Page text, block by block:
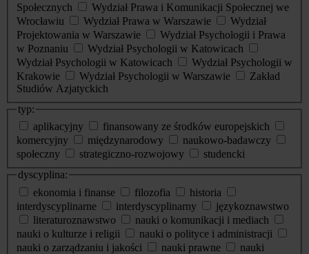
Społecznych
Wydział Prawa i Komunikacji Społecznej we
Wrocławiu
Wydział Prawa w Warszawie
Wydział
Projektowania w Warszawie
Wydział Psychologii i Prawa
w Poznaniu
Wydział Psychologii w Katowicach
Wydział Psychologii w Katowicach
Wydział Psychologii w
Krakowie
Wydział Psychologii w Warszawie
Zakład
Studiów Azjatyckich
typ:
aplikacyjny
finansowany ze środków europejskich
komercyjny
międzynarodowy
naukowo-badawczy
społeczny
strategiczno-rozwojowy
studencki
dyscyplina:
ekonomia i finanse
filozofia
historia
interdyscyplinarne
interdyscyplinarny
językoznawstwo
literaturoznawstwo
nauki o komunikacji i mediach
nauki o kulturze i religii
nauki o polityce i administracji
nauki o zarządzaniu i jakości
nauki prawne
nauki